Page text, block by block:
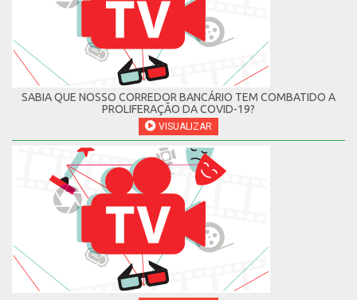
SABIA QUE NOSSO CORREDOR BANCÁRIO TEM COMBATIDO A
PROLIFERAÇÃO DA COVID-19?
VISUALIZAR